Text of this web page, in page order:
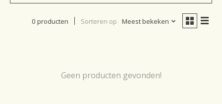
0 producten Sorteren op Meest bekeken
Geen producten gevonden!